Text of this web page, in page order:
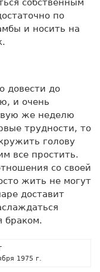
собственным
по
и носить на
довести до
и очень
же неделю
трудности, то
голову
все простить.
со своей
жить не могут
доставит
браком.
1975 г.